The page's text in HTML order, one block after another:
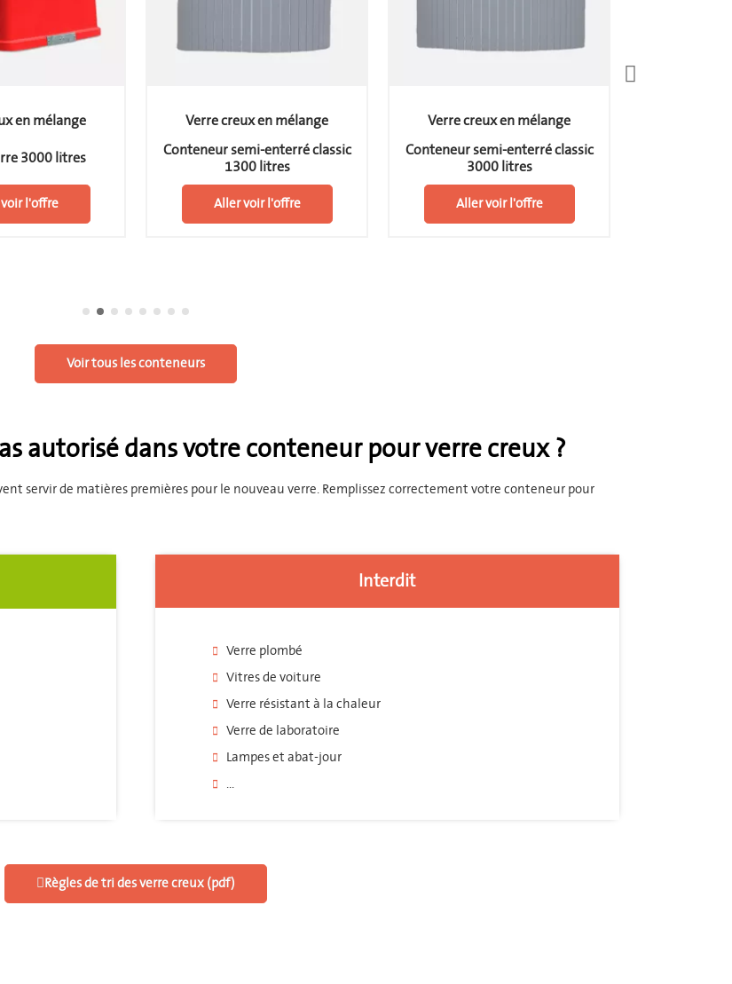
en mélange
3000 litres
l'offre
Verre creux en mélange
Conteneur semi-enterré classic
1300 litres
Aller voir l'offre
Verre creux en mélange
Conteneur semi-enterré classic
3000 litres
Aller voir l'offre
Voir tous les conteneurs
autorisé dans votre conteneur pour verre creux ?
servir de matières premières pour le nouveau verre. Remplissez correctement votre conteneur pour
Interdit
Verre plombé
Vitres de voiture
Verre résistant à la chaleur
Verre de laboratoire
Lampes et abat-jour
...
Règles de tri des verre creux (pdf)